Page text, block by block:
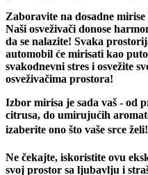
Zaboravite na dosadne
Naši osveživači donose
da se nalazite! Svaka
automobil će mirisati kao
svakodnevni stres i osvežite
osveživačima prostora!
Izbor mirisa je sada vaš - od
citrusa, do umirujućih
izaberite ono što vaše srce
Ne čekajte, iskoristite ovu
svoj prostor sa ljubavlju i